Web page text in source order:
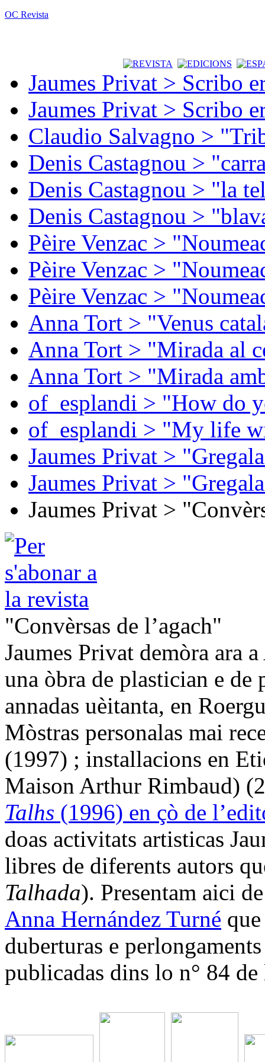
OC Revista
Jaumes Privat > Scribo
Jaumes Privat > Scribo
Claudio Salvagno >
Denis Castagnou >
Denis Castagnou > "la
Denis Castagnou >
Pèire Venzac >
Pèire Venzac >
Pèire Venzac >
Anna Tort > "Venus
Anna Tort > "Mirada al
Anna Tort > "Mirada
of_esplandi > "How do
of_esplandi > "My life
Jaumes Privat >
Jaumes Privat >
Jaumes Privat >
"Convèrsas de l’agach"
Jaumes Privat demòra ara
una òbra de plastician e de
annadas uèitanta, en
Mòstras personalas mai
(1997) ; installacions en
Maison Arthur Rimbaud)
Talhs (1996) en çò de
doas activitats artisticas
libres de diferents autors
Talhada). Presentam aici
Anna Hernández Turné
duberturas e
publicadas dins lo n° 84